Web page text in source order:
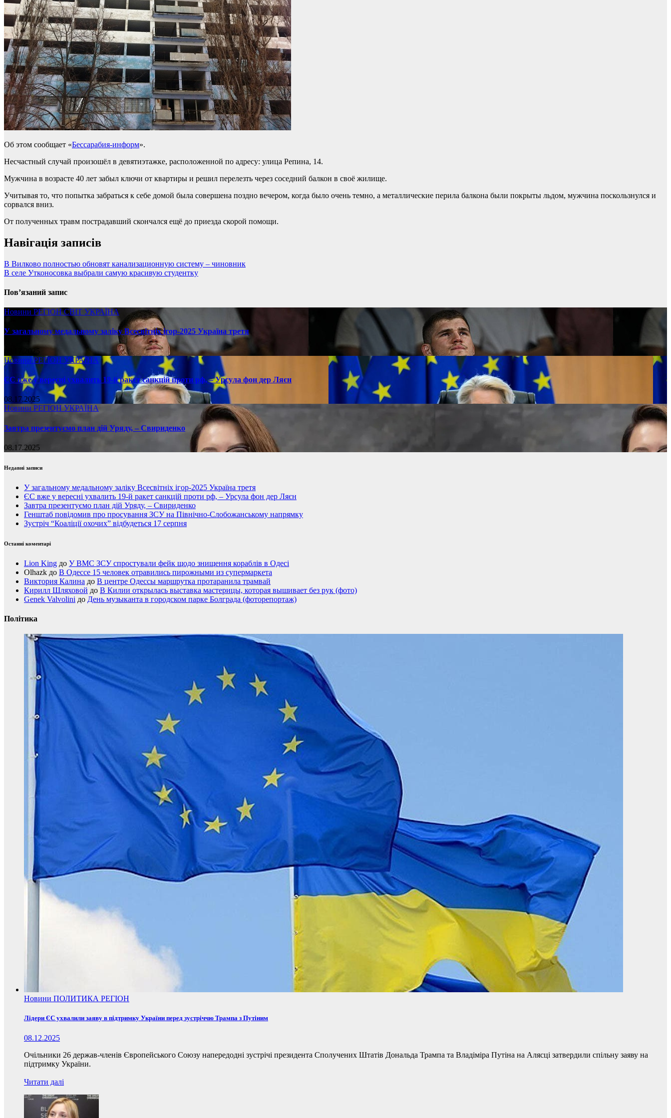
Об этом сообщает «Бессарабия-информ».
Несчастный случай произошёл в девятиэтажке, расположенной по адресу: улица Репина, 14.
Мужчина в возрасте 40 лет забыл ключи от квартиры и решил перелезть через соседний балкон в своё жилище.
Учитывая то, что попытка забраться к себе домой была совершена поздно вечером, когда было очень темно, а металлические перила балкона были покрыты льдом, мужчина поскользнулся и
сорвался вниз.
От полученных травм пострадавший скончался ещё до приезда скорой помощи.
Навігація записів
В Вилково полностью обновят канализационную систему – чиновник
В селе Утконосовка выбрали самую красивую студентку
Пов’язаний запис
Новини РЕГІОНСВІТ УКРАЇНА
У загальному медальному заліку Всесвітніх ігор-2025 Україна третя
08.17.2025
НовиниРЕГІОН УКРАЇНА
ЄС вже у вересні ухвалить 19-й ракет санкцій проти рф, – Урсула фон дер Ляєн
08.17.2025
Новини РЕГІОН УКРАЇНА
Завтра презентуємо план дій Уряду, – Свириденко
08.17.2025
Недавні записи
У загальному медальному заліку Всесвітніх ігор-2025 Україна третя
ЄС вже у вересні ухвалить 19-й ракет санкцій проти рф, – Урсула фон дер Ляєн
Завтра презентуємо план дій Уряду, – Свириденко
Генштаб повідомив про просування ЗСУ на Північно-Слобожанському напрямку
Зустріч “Коаліції охочих” відбудеться 17 серпня
Останні коментарі
Lion King до У ВМС ЗСУ спростували фейк щодо знищення кораблів в Одесі
Olhazk до В Одессе 15 человек отравились пирожными из супермаркета
Виктория Калина до В центре Одессы маршрутка протаранила трамвай
Кирилл Шляховой до В Килии открылась выставка мастерицы, которая вышивает без рук (фото)
Genek Valvolini до День музыканта в городском парке Болграда (фоторепортаж)
Політика
Новини ПОЛИТИКА РЕГІОН
Лідери ЄС ухвалили заяву в підтримку України перед зустріччю Трампа з Путіним
08.12.2025
Очільники 26 держав-членів Європейського Союзу напередодні зустрічі президента Сполучених Штатів Дональда Трампа та Владіміра Путіна на Алясці затвердили спільну заяву на
підтримку України.
Читати далі